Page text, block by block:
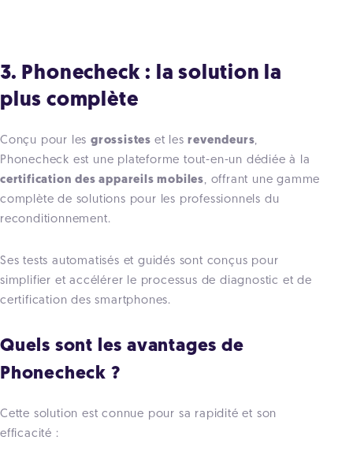
3. Phonecheck : la solution la
plus complète
Conçu pour les grossistes et lesrevendeurs,
Phonecheck est une plateforme tout-en-un dédiée à la
certification des appareils mobiles, offrant une gamme
complète de solutions pour les professionnels du
reconditionnement.
Ses tests automatisés et guidés sont conçus pour
simplifier et accélérer le processus de diagnostic et de
certification des smartphones.
Quels sont les avantages de
Phonecheck ?
Cette solution est connue pour sa rapidité et son
efficacité :